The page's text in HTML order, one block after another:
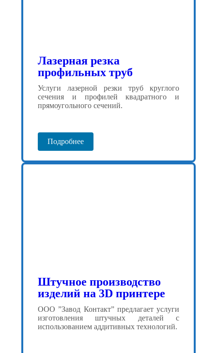
Лазерная резка
профильных труб
Услуги лазерной резки труб круглого
сечения и профилей квадратного и
прямоугольного сечений.
Подробнее
Штучное производство
изделий на 3D принтере
ООО ”Завод Контакт” предлагает услуги
изготовления штучных деталей с
использованием аддитивных технологий.